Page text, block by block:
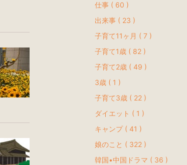
仕事 ( 60 )
出来事 ( 23 )
子育て11ヶ月 ( 7 )
子育て1歳 ( 82 )
子育て2歳 ( 49 )
3歳 ( 1 )
子育て3歳 ( 22 )
ダイエット ( 1 )
キャンプ ( 41 )
娘のこと ( 322 )
韓国•中国ドラマ ( 36 )